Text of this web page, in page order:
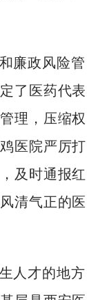
廉政风险管
了医药代表
理，压缩权
医院严厉打
及时通报红
清气正的医
人才的地方